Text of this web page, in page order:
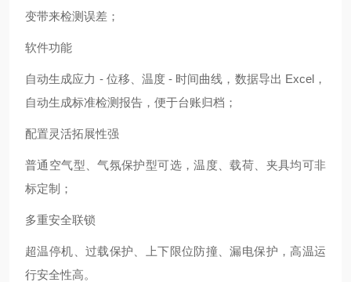
变带来检测误差；
软件功能
自动生成应力 - 位移、温度 - 时间曲线，数据导出 Excel，
自动生成标准检测报告，便于台账归档；
配置灵活拓展性强
普通空气型、气氛保护型可选，温度、载荷、夹具均可非
标定制；
多重安全联锁
超温停机、过载保护、上下限位防撞、漏电保护，高温运
行安全性高。